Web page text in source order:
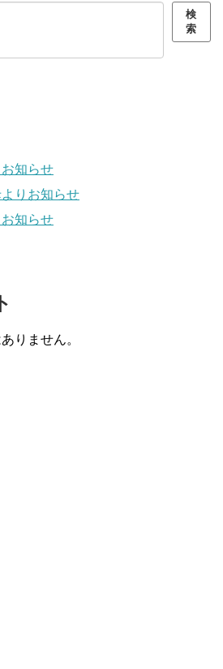
検
索
知らせ
りお知らせ
知らせ
りません。